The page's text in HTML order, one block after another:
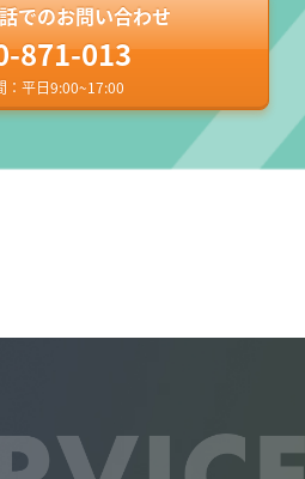
でのお問い合わせ
871-013
：平日9:00~17:00